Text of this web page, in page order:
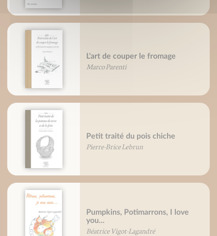
L'art de couper le fromage
Marco Parenti
Petit traité du pois chiche
Pierre-Brice Lebrun
Pumpkins, Potimarrons, I love
you...
Béatrice Vigot-Lagandré